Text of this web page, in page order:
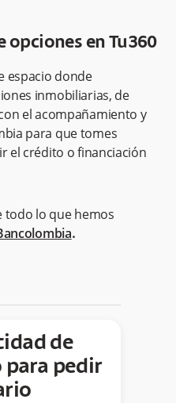
opciones en Tu360
espacio donde
inmobiliarias, de
el acompañamiento y
para que tomes
el crédito o financiación
todo lo que hemos
.
de
pedir